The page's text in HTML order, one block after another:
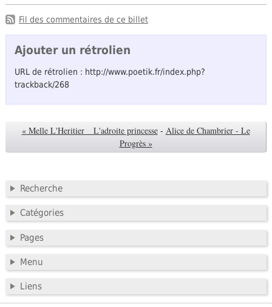
Fil des commentaires de ce billet
Ajouter un rétrolien
URL de rétrolien : http://www.poetik.fr/index.php?
trackback/268
« Melle L'Heritier _ L'adroite princesse - Alice de Chambrier - Le
Progrès »
Recherche
Catégories
Pages
Menu
Liens